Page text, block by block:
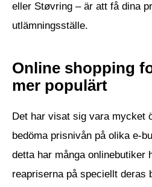
eller Støvring – är att få dina
utlämningsställe.
Online shopping
mer populärt
Det har visat sig vara mycket
bedöma prisnivån på olika e-
detta har många onlinebutiker
reapriserna på speciellt deras